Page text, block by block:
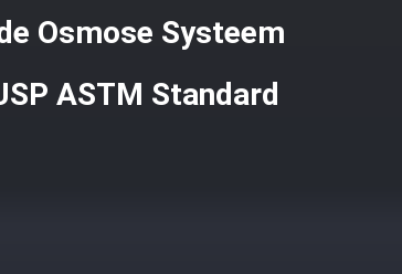
Osmose Systeem
ASTM Standard